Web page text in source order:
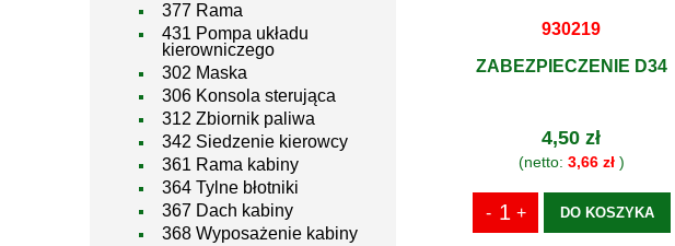
377 Rama
431 Pompa układu
kierowniczego
302 Maska
306 Konsola sterująca
312 Zbiornik paliwa
342 Siedzenie kierowcy
361 Rama kabiny
364 Tylne błotniki
367 Dach kabiny
368 Wyposażenie kabiny
930219
ZABEZPIECZENIE D34
4,50 zł
(netto: 3,66 zł)
DO KOSZYKA